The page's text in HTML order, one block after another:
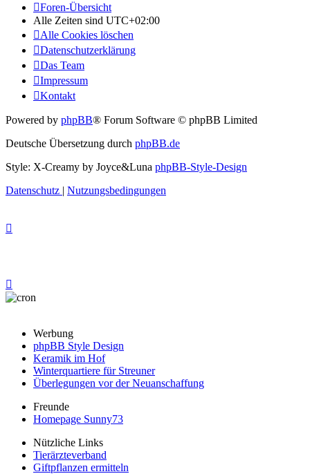
Foren-Übersicht
Alle Zeiten sind UTC+02:00
Alle Cookies löschen
Datenschutzerklärung
Das Team
Impressum
Kontakt
Powered by phpBB® Forum Software © phpBB Limited
Deutsche Übersetzung durch phpBB.de
Style: X-Creamy by Joyce&Luna phpBB-Style-Design
Datenschutz | Nutzungsbedingungen
Werbung
phpBB Style Design
Keramik im Hof
Winterquartiere für Streuner
Überlegungen vor der Neuanschaffung
Freunde
Homepage Sunny73
Nützliche Links
Tierärzteverband
Giftpflanzen ermitteln